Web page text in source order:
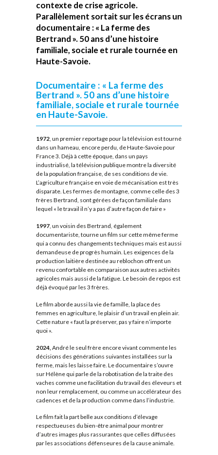
contexte de crise agricole.
Parallèlement sortait sur les écrans un
documentaire : « La ferme des
Bertrand ». 50 ans d’une histoire
familiale, sociale et rurale tournée en
Haute-Savoie.
Documentaire : « La ferme des
Bertrand ». 50 ans d’une histoire
familiale, sociale et rurale tournée
en Haute-Savoie.
1972, un premier reportage pour la télévision est tourné
dans un hameau, encore perdu, de Haute-Savoie pour
France 3. Déjà à cette époque, dans un pays
industrialisé, la télévision publique montre la diversité
de la population française, de ses conditions de vie.
L’agriculture française en voie de mécanisation est très
disparate. Les fermes de montagne, comme celle des 3
frères Bertrand, sont gérées de façon familiale dans
lequel « le travail il n’y a pas d’autre façon de faire »
1997 , un voisin des Bertrand, également
documentariste, tourne un film sur cette même ferme
qui a connu des changements techniques mais est aussi
demandeuse de progrès humain. Les exigences de la
production laitière destinée au reblochon offrent un
revenu confortable en comparaison aux autres activités
agricoles mais aussi de la fatigue. Le besoin de repos est
déjà évoqué par les 3 frères.
Le film aborde aussi la vie de famille, la place des
femmes en agriculture, le plaisir d’un travail en plein air.
Cette nature « faut la préserver, pas y faire n’importe
quoi ».
2024, André le seul frère encore vivant commente les
décisions des générations suivantes installées sur la
ferme, mais les laisse faire. Le documentaire s’ouvre
sur Hélène qui parle de la robotisation de la traite des
vaches comme une facilitation du travail des éleveurs et
non leur remplacement, ou comme un accélérateur des
cadences et de la production comme dans l’industrie.
Le film fait la part belle aux conditions d’élevage
respectueuses du bien-être animal pour montrer
d’autres images plus rassurantes que celles diffusées
par les associations défenseures de la cause animale.